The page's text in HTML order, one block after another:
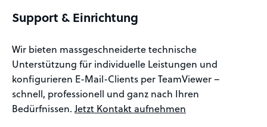
Support & Einrichtung
Wir bieten massgeschneiderte technische
Unterstützung für individuelle Leistungen und
konfigurieren E-Mail-Clients per TeamViewer –
schnell, professionell und ganz nach Ihren
Bedürfnissen.Jetzt Kontakt aufnehmen